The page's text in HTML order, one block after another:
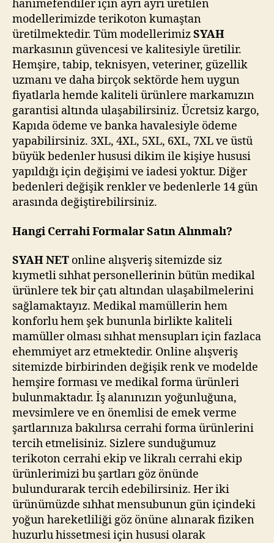
hanımefendiler için ayrı ayrı üretilen
modellerimizde terikoton kumaştan
üretilmektedir. Tüm modellerimizSYAH
markasının güvencesi ve kalitesiyle üretilir.
Hemşire, tabip, teknisyen, veteriner, güzellik
uzmanı ve daha birçok sektörde hem uygun
fiyatlarla hemde kaliteli ürünlere markamızın
garantisi altında ulaşabilirsiniz. Ücretsiz kargo,
Kapıda ödeme ve banka havalesiyle ödeme
yapabilirsiniz. 3XL, 4XL, 5XL, 6XL, 7XL ve üstü
büyük bedenler hususi dikim ile kişiye hususi
yapıldığı için değişimi ve iadesi yoktur. Diğer
bedenleri değişik renkler ve bedenlerle 14 gün
arasında değiştirebilirsiniz.
Hangi Cerrahi Formalar Satın Alınmalı?
SYAH NET online alışveriş sitemizde siz
kıymetli sıhhat personellerinin bütün medikal
ürünlere tek bir çatı altından ulaşabilmelerini
sağlamaktayız. Medikal mamüllerin hem
konforlu hem şek bununla birlikte kaliteli
mamüller olması sıhhat mensupları için fazlaca
ehemmiyet arz etmektedir. Online alışveriş
sitemizde birbirinden değişik renk ve modelde
hemşire forması ve medikal forma ürünleri
bulunmaktadır. İş alanınızın yoğunluğuna,
mevsimlere ve en önemlisi de emek verme
şartlarınıza bakılırsa cerrahi forma ürünlerini
tercih etmelisiniz. Sizlere sunduğumuz
terikoton cerrahi ekip ve likralı cerrahi ekip
ürünlerimizi bu şartları göz önünde
bulundurarak tercih edebilirsiniz. Her iki
ürünümüzde sıhhat mensubunun gün içindeki
yoğun hareketliliği göz önüne alınarak fiziken
huzurlu hissetmesi için hususi olarak